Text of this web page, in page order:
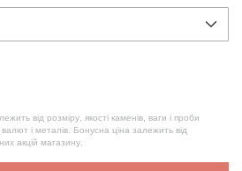
від розміру, якості каменів, ваги і проби
і металів. Бонусна ціна залежить від
акцій магазину.